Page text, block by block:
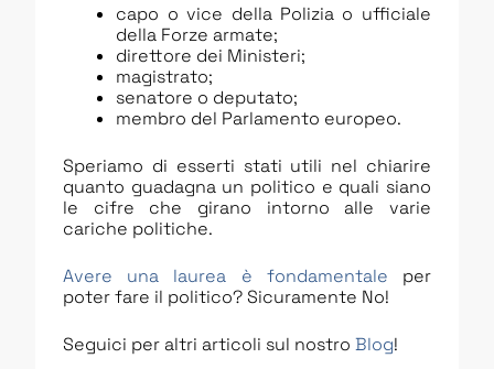
capo o vice della Polizia o ufficiale
della Forze armate;
direttore dei Ministeri;
magistrato;
senatore o deputato;
membro del Parlamento europeo.
Speriamo di esserti stati utili nel chiarire
quanto guadagna un politico e quali siano
le cifre che girano intorno alle varie
cariche politiche.
Avere una laurea è fondamentale per
poter fare il politico? Sicuramente No!
Seguici per altri articoli sul nostroBlog!